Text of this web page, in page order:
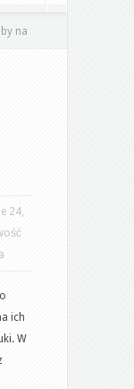
na
24,
ich
W